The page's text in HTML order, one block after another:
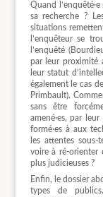
Quand
sa recherche ?
situations
l’enquêteur se
l’enquêté
par leur proximité
leur statut
également le cas
Primbault).
sans être
amené·es, par
formé·es à aux
les attentes
voire à ré-orienter
plus judicieuses ?
Enfin, le dossier
types de